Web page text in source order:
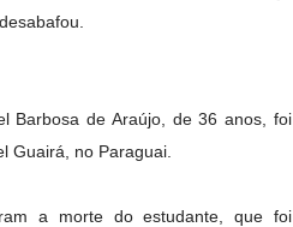
Barbosa de Araújo, de 36 anos, foi
Guairá, no Paraguai.
a morte do estudante, que foi